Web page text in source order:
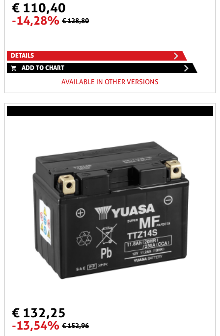
€ 110,40
-14,28% € 128,80
DETAILS
ADD TO CHART
AVAILABLE IN OTHER VERSIONS
€ 132,25
-13,54% € 152,96